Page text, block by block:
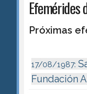
Efemérides
Próximas
17/08/1987:
Fundación